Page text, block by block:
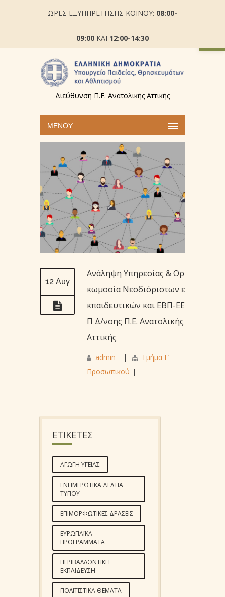
ΩΡΕΣ ΕΞΥΠΗΡΕΤΗΣΗΣ ΚΟΙΝΟΥ: 08:00-
09:00 ΚΑΙ 12:00-14:30
Διεύθυνση Π.Ε. Ανατολικής Αττικής
ΜΕΝΟΎ
12 Αυγ
Ανάληψη Υπηρεσίας & Ορ
κωμοσία Νεοδιόριστων ε
κπαιδευτικών και ΕΒΠ-ΕΕ
Π Δ/νσης Π.Ε. Ανατολικής
Αττικής
admin_ |
Τμήμα Γ’
Προσωπικού |
ΕΤΙΚΕΤΕΣ
ΑΓΩΓΉ ΥΓΕΊΑΣ
ΕΝΗΜΕΡΩΤΙΚΆ ΔΕΛΤΊΑ
ΤΎΠΟΥ
ΕΠΙΜΟΡΦΩΤΙΚΈΣ ΔΡΆΣΕΙΣ
ΕΥΡΩΠΑΪΚΆ
ΠΡΟΓΡΆΜΜΑΤΑ
ΠΕΡΙΒΑΛΛΟΝΤΙΚΉ
ΕΚΠΑΊΔΕΥΣΗ
ΠΟΛΙΤΙΣΤΙΚΆ ΘΈΜΑΤΑ